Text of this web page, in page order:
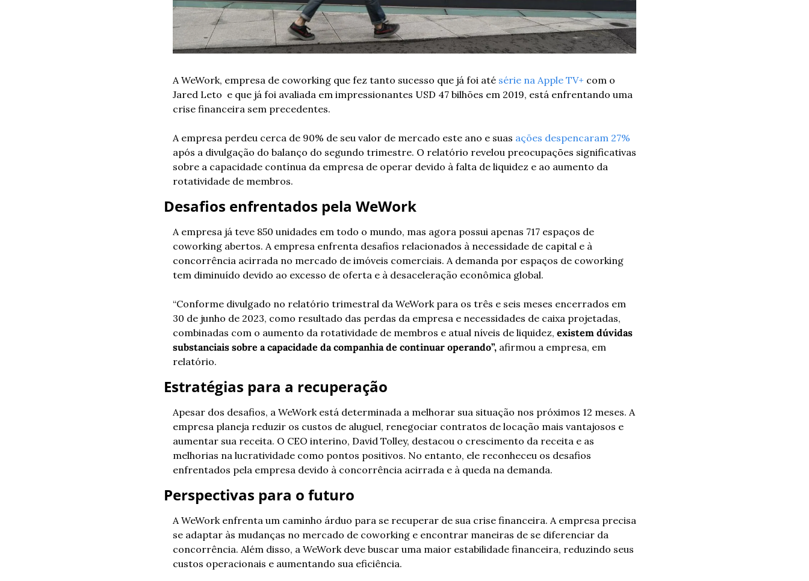
A WeWork, empresa de coworking que fez tanto sucesso que já foi até série na Apple TV+ com o
Jared Leto  e que já foi avaliada em impressionantes USD 47 bilhões em 2019, está enfrentando uma
crise financeira sem precedentes.
A empresa perdeu cerca de 90% de seu valor de mercado este ano e suas ações despencaram 27%
após a divulgação do balanço do segundo trimestre. O relatório revelou preocupações significativas
sobre a capacidade contínua da empresa de operar devido à falta de liquidez e ao aumento da
rotatividade de membros.
Desafios enfrentados pela WeWork
A empresa já teve 850 unidades em todo o mundo, mas agora possui apenas 717 espaços de
coworking abertos. A empresa enfrenta desafios relacionados à necessidade de capital e à
concorrência acirrada no mercado de imóveis comerciais. A demanda por espaços de coworking
tem diminuído devido ao excesso de oferta e à desaceleração econômica global.
“Conforme divulgado no relatório trimestral da WeWork para os três e seis meses encerrados em
30 de junho de 2023, como resultado das perdas da empresa e necessidades de caixa projetadas,
combinadas com o aumento da rotatividade de membros e atual níveis de liquidez, existem dúvidas
substanciais sobre a capacidade da companhia de continuar operando”, afirmou a empresa, em
relatório.
Estratégias para a recuperação
Apesar dos desafios, a WeWork está determinada a melhorar sua situação nos próximos 12 meses. A
empresa planeja reduzir os custos de aluguel, renegociar contratos de locação mais vantajosos e
aumentar sua receita. O CEO interino, David Tolley, destacou o crescimento da receita e as
melhorias na lucratividade como pontos positivos. No entanto, ele reconheceu os desafios
enfrentados pela empresa devido à concorrência acirrada e à queda na demanda.
Perspectivas para o futuro
A WeWork enfrenta um caminho árduo para se recuperar de sua crise financeira. A empresa precisa
se adaptar às mudanças no mercado de coworking e encontrar maneiras de se diferenciar da
concorrência. Além disso, a WeWork deve buscar uma maior estabilidade financeira, reduzindo seus
custos operacionais e aumentando sua eficiência.